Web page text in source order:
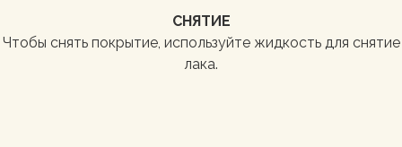
СНЯТИЕ
Чтобы снять покрытие, используйте жидкость для снятие
лака.